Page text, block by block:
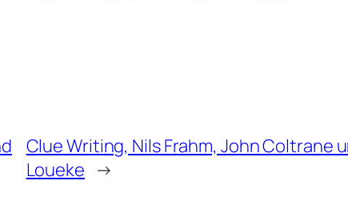
Clue Writing, Nils Frahm, John Coltrane
Loueke →